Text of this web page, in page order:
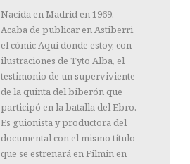
Nacida en Madrid en 1969.
Acaba de publicar en Astiberri
el cómic Aquí donde estoy, con
ilustraciones de Tyto Alba, el
testimonio de un superviviente
de la quinta del biberón que
participó en la batalla del Ebro.
Es guionista y productora del
documental con el mismo título
que se estrenará en Filmin en